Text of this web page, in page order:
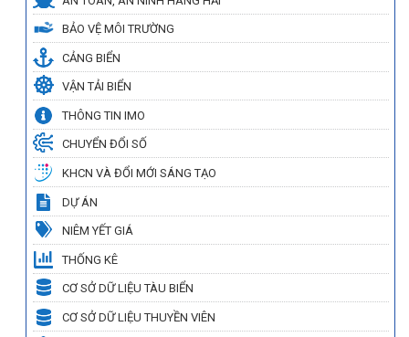
BẢO VỆ MÔI TRƯỜNG
CẢNG BIỂN
VẬN TẢI BIỂN
THÔNG TIN IMO
CHUYỂN ĐỔI SỐ
KHCN VÀ ĐỔI MỚI SÁNG TẠO
DỰ ÁN
NIÊM YẾT GIÁ
THỐNG KÊ
CƠ SỞ DỮ LIỆU TÀU BIỂN
CƠ SỞ DỮ LIỆU THUYỀN VIÊN